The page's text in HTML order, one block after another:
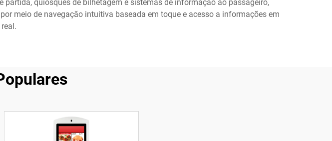
quiosques de bilhetagem e sistemas de informação ao passageiro,
meio de navegação intuitiva baseada em toque e acesso a informações em